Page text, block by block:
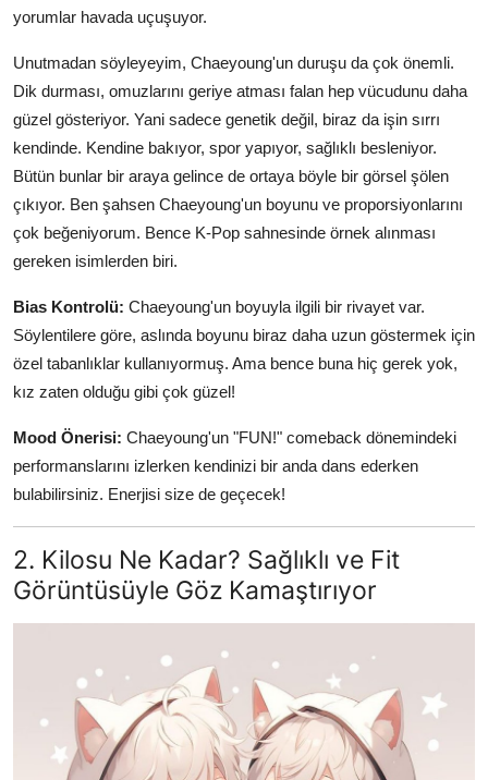
yorumlar havada uçuşuyor.
Unutmadan söyleyeyim, Chaeyoung'un duruşu da çok önemli.
Dik durması, omuzlarını geriye atması falan hep vücudunu daha
güzel gösteriyor. Yani sadece genetik değil, biraz da işin sırrı
kendinde. Kendine bakıyor, spor yapıyor, sağlıklı besleniyor.
Bütün bunlar bir araya gelince de ortaya böyle bir görsel şölen
çıkıyor. Ben şahsen Chaeyoung'un boyunu ve proporsiyonlarını
çok beğeniyorum. Bence K-Pop sahnesinde örnek alınması
gereken isimlerden biri.
Bias Kontrolü: Chaeyoung'un boyuyla ilgili bir rivayet var.
Söylentilere göre, aslında boyunu biraz daha uzun göstermek için
özel tabanlıklar kullanıyormuş. Ama bence buna hiç gerek yok,
kız zaten olduğu gibi çok güzel!
Mood Önerisi: Chaeyoung'un "FUN!" comeback dönemindeki
performanslarını izlerken kendinizi bir anda dans ederken
bulabilirsiniz. Enerjisi size de geçecek!
2. Kilosu Ne Kadar? Sağlıklı ve Fit
Görüntüsüyle Göz Kamaştırıyor